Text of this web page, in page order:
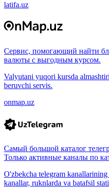
latifa.uz
Сервис, помогающий найти
валюты с выгодным курсом.
Valyutani yuqori kursda
beruvchi servis.
onmap.uz
Самый большой каталог
Только активные каналы по
O'zbekcha telegram
kanallar, ruknlarda va batafsil